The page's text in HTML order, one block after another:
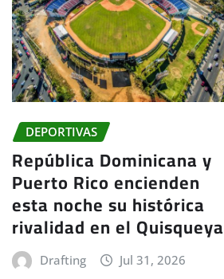
DEPORTIVAS
República Dominicana y
Puerto Rico encienden
esta noche su histórica
rivalidad en el Quisqueya
Drafting Jul 31, 2026